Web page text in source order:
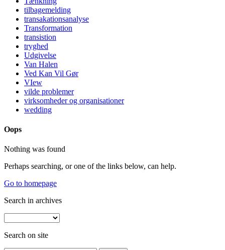
tilbagemelding
transakationsanalyse
Transformation
transistion
tryghed
Udgivelse
Van Halen
Ved Kan Vil Gør
VIew
vilde problemer
virksomheder og organisationer
wedding
Oops
Nothing was found
Perhaps searching, or one of the links below, can help.
Go to homepage
Search in archives
Search on site